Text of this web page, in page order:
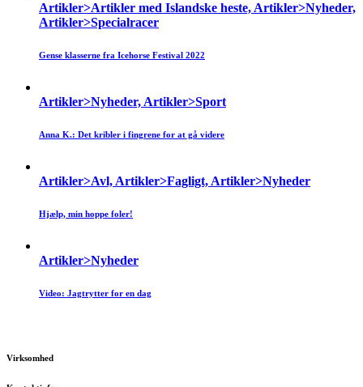
Artikler>Artikler med Islandske heste, Artikler>Nyheder,
Artikler>Specialracer
Gense klasserne fra Icehorse Festival 2022
Artikler>Nyheder, Artikler>Sport
Anna K.: Det kribler i fingrene for at gå videre
Artikler>Avl, Artikler>Fagligt, Artikler>Nyheder
Hjælp, min hoppe foler!
Artikler>Nyheder
Video: Jagtrytter for en dag
Virksomhed